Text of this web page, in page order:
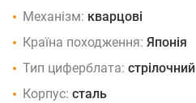
Механізм: кварцові
Країна походження: Японія
Тип циферблата: стрілочний
Корпус: сталь